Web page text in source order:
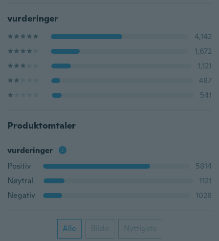
vurderinger
4,142
1,672
1,121
487
541
Produktomtaler
vurderinger
Positiv
5814
Nøytral
1121
Negativ
1028
Alle Bilde Nyttigste